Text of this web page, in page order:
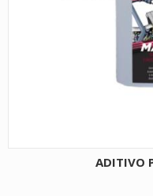
ADITIVO